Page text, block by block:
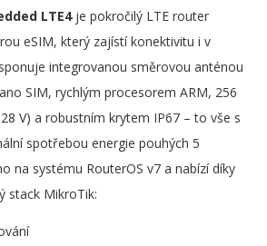
LTE4je pokročilý LTE router
eSIM, který zajístí konektivitu i v
integrovanou směrovou anténou
SIM, rychlým procesorem ARM, 256
V) a robustním krytem IP67 – to vše s
spotřebou energie pouhých 5
na systému RouterOS v7 a nabízí díky
stack MikroTik: